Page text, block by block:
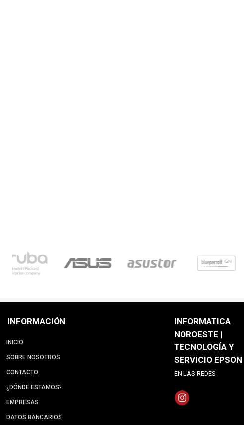
INFORMACIÓN
INICIO
SOBRE NOSOTROS
CONTACTO
¿DÓNDE ESTAMOS?
EMPRESAS
DATOS BANCARIOS
INFORMATICA
NOROESTE |
TECNOLOGÍA Y
SERVICIO EPSON
EN LAS REDES